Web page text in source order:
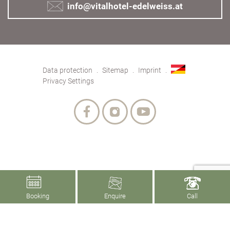
info@vitalhotel-edelweiss.at
Data protection Sitemap
Imprint
Privacy Settings
Booking Enquire Call